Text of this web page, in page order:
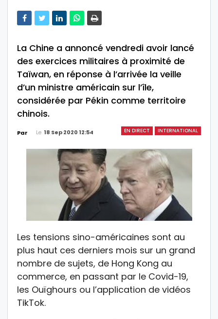
La Chine a annoncé vendredi avoir lancé
des exercices militaires à proximité de
Taïwan, en réponse à l’arrivée la veille
d’un ministre américain sur l’île,
considérée par Pékin comme territoire
chinois.
EN DIRECT INTERNATIONAL
Par Le 18 Sep 2020 12:54
Les tensions sino-américaines sont au
plus haut ces derniers mois sur un grand
nombre de sujets, de Hong Kong au
commerce, en passant par le Covid-19,
les Ouïghours ou l’application de vidéos
TikTok.